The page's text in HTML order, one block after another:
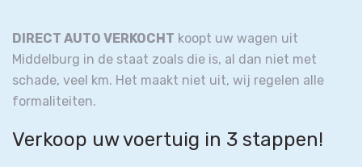
DIRECT AUTO VERKOCHT koopt uw wagen uit
Middelburg in de staat zoals die is, al dan niet met
schade, veel km. Het maakt niet uit, wij regelen alle
formaliteiten.
Verkoop uw voertuig in 3 stappen!